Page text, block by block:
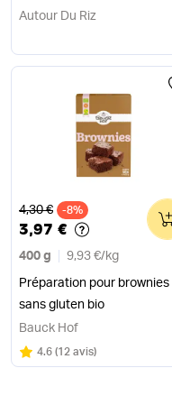
Autour Du Riz
Ancien prix
4,30 € -8%
3,97 €
400 g 9,93 €/ kg
Préparation pour brownies
sans gluten bio
0
Bauck Hof
Note
4.6 sur 5
(12 avis)